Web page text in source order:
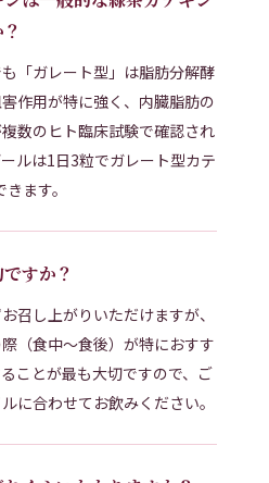
「ガレート型」は脂肪分解酵
作用が特に強く、内臓脂肪の
数のヒト臨床試験で確認され
ルは1日3粒でガレート型カテ
ます。
すか？
召し上がりいただけますが、
（食中〜食後）が特におすす
ことが最も大切ですので、ご
に合わせてお飲みください。